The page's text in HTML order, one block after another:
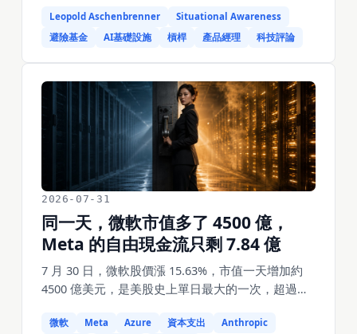
AI 基礎設施。到 2026 年 7 月初，基金規模 450 億
美元，累積報酬超過 2000%，2026 上半年 439%。7
被斷頭，Citadel 在不到 36 小時裡折價接走約 160
億美元的全部公開市場部位，7 月單月虧損 67%。隔
天他被平掉的那幾檔股票分別反彈 25.99%、
21.51%、26.49%。這篇拆他做多的東西為什麼正好
在 7 月 30 日被重新定價，以及一個正確的長期判斷
是怎麼在 4 倍槓桿下變成錯誤部位的。
Leopold Aschenbrenner
Situational Awareness
避險基金
AI基礎設施 槓桿 產品經理 科技評論
2026-07-31
同一天，微軟市值多了 4500 億，
Meta 的自由現金流只剩 7.84 億
7 月 30 日，微軟股價漲 15.63%，市值一天增加約
4500 億美元，是美股史上單日最大的一次，超過輝
9%。兩家前一天晚上都發了財報，營收都在漲，
微軟 Meta Azure 資本支出
Anthropic